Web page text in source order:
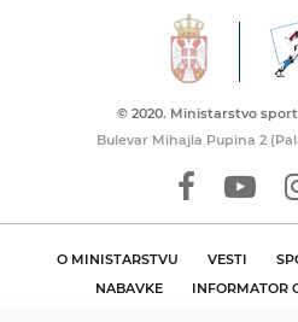
© 2020. Ministarstvo
Bulevar Mihajla Pupina 2
O MINISTARSTVU VESTI
NABAVKE
INFORMATOR